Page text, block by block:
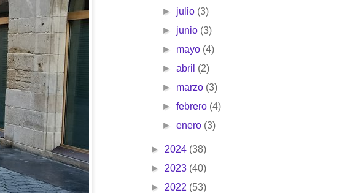
► julio (3)
► junio (3)
► mayo (4)
► abril (2)
► marzo (3)
► febrero (4)
► enero (3)
► 2024 (38)
► 2023 (40)
► 2022 (53)